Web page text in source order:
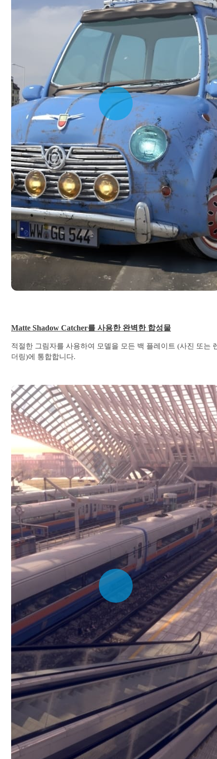
Matte Shadow Catcher를 사용한 완벽한 합성물
적절한 그림자를 사용하여 모델을 모든 백 플레이트 (사진 또는
더링)에 통합합니다.